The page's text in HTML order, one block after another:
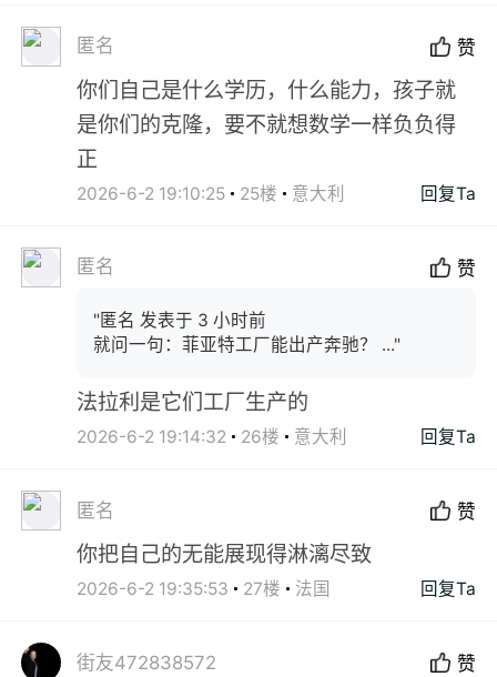
匿名 赞
你们自己是什么学历，什么能力，孩子就
是你们的克隆，要不就想数学一样负负得
正
2026-6-2 19:10:25 25楼 意大利 回复Ta
匿名 赞
"匿名 发表于 3 小时前
就问一句：菲亚特工厂能出产奔驰？ ..."
法拉利是它们工厂生产的
2026-6-2 19:14:32 26楼 意大利 回复Ta
匿名 赞
你把自己的无能展现得淋漓尽致
2026-6-2 19:35:53 27楼 法国 回复Ta
街友472838572 赞